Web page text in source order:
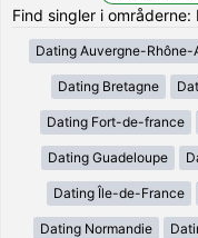
Find singler i områderne:
Dating Auvergne-Rhône-
Dating Bretagne
Dating Fort-de-france
Dating Guadeloupe
Dating Île-de-France
Dating Normandie